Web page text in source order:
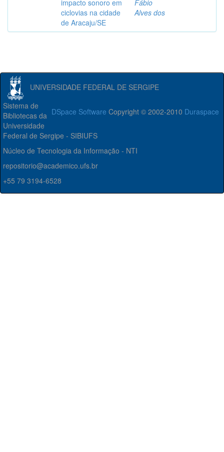
impacto sonoro em
ciclovias na cidade
de Aracaju/SE
Fábio
Alves dos
UNIVERSIDADE FEDERAL DE SERGIPE
DSpace Software Copyright © 2002-2010 Duraspace
Sistema de
Bibliotecas da
Universidade
Federal de Sergipe - SIBIUFS
Núcleo de Tecnologia da Informação - NTI
repositorio@academico.ufs.br
+55 79 3194-6528